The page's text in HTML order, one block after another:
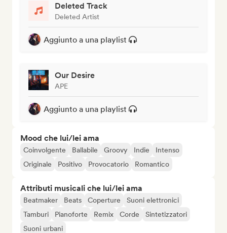
Deleted Track
Deleted Artist
Aggiunto a una playlist
Our Desire
APE
Aggiunto a una playlist
Mood che lui/lei ama
Coinvolgente Ballabile Groovy Indie
Intenso
Originale
Positivo Provocatorio Romantico
Attributi musicali che lui/lei ama
Beatmaker Beats Coperture
Suoni elettronici
Tamburi
Pianoforte Remix Corde
Sintetizzatori
Suoni urbani